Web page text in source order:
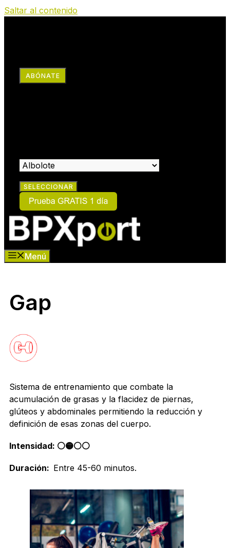
Saltar al contenido
ABÓNATE
Menú
Gap
Sistema de entrenamiento que combate la
acumulación de grasas y la flacidez de piernas,
glúteos y abdominales permitiendo la reducción y
definición de esas zonas del cuerpo.
Intensidad: ⚪️🟡⚪️⚪
Duración: Entre 45-60 minutos.